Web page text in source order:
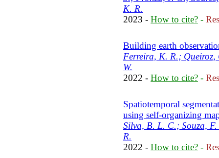
K. R.
2023 - How to cite? -
Building earth
Ferreira, K. R.;
W.
2022 - How to cite? -
Spatiotemporal
using self-organizing
Silva, B. L. C.; Souza,
R.
2022 - How to cite? -